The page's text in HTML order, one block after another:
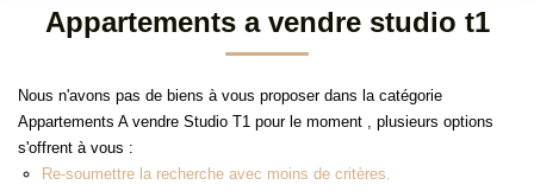
Sélectionnez...
Type de bien
Budget max Plus de critères
Appartements a vendre studio t1
Nous n'avons pas de biens à vous proposer dans la catégorie
Appartements A vendre Studio T1 pour le moment , plusieurs options
s'offrent à vous :
Re-soumettre la recherche avec moins de critères.